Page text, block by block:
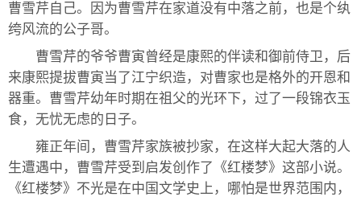
曹雪芹自己。因为曹雪芹在家道没有中落之前，也是个纨
绔风流的公子哥。
曹雪芹的爷爷曹寅曾经是康熙的伴读和御前侍卫，后
来康熙提拔曹寅当了江宁织造，对曹家也是格外的开恩和
器重。曹雪芹幼年时期在祖父的光环下，过了一段锦衣玉
食，无忧无虑的日子。
雍正年间，曹雪芹家族被抄家，在这样大起大落的人
生遭遇中，曹雪芹受到启发创作了《红楼梦》这部小说。
《红楼梦》不光是在中国文学史上，哪怕是世界范围内，